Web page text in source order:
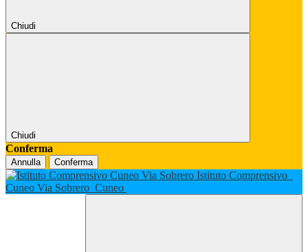
Chiudi
Chiudi
Conferma
Annulla Conferma
Istituto Comprensivo
Cuneo Via Sobrero Cuneo